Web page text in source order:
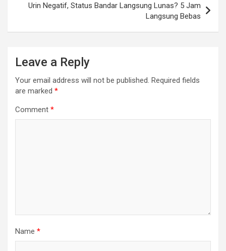
Urin Negatif, Status Bandar Langsung Lunas? 5 Jam
Langsung Bebas
Leave a Reply
Your email address will not be published. Required fields
are marked *
Comment *
Name *